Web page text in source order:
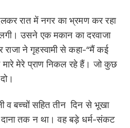
रात में नगर का भ्रमण कर रहा
उसने एक मकान का दरवाजा
ने गृहस्वामी से कहा-“मैं कई
मेरे प्राण निकल रहे हैं। जो कुछ
व बच्चों सहित तीन दिन से भूखा
तक न था। वह बड़े धर्म-संकट